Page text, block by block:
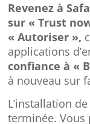
Revenez à
sur « Trust
« Autoriser »,
applications
confiance à «
à nouveau sur
L’installation
terminée. Vous